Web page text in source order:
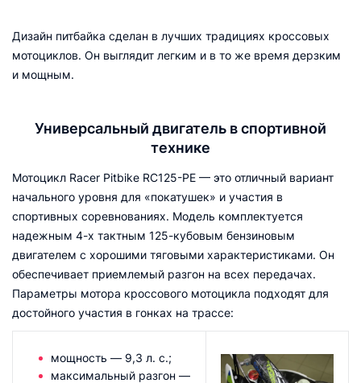
Дизайн питбайка сделан в лучших традициях кроссовых
мотоциклов. Он выглядит легким и в то же время дерзким
и мощным.
Универсальный двигатель в спортивной
технике
Мотоцикл Racer Pitbike RC125-PE — это отличный вариант
начального уровня для «покатушек» и участия в
спортивных соревнованиях. Модель комплектуется
надежным 4-х тактным 125-кубовым бензиновым
двигателем с хорошими тяговыми характеристиками. Он
обеспечивает приемлемый разгон на всех передачах.
Параметры мотора кроссового мотоцикла подходят для
достойного участия в гонках на трассе:
мощность — 9,3 л. с.;
максимальный разгон —